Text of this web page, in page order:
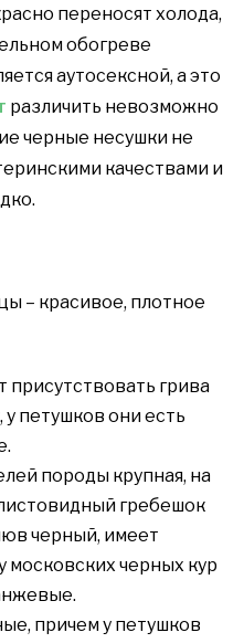
переносят холода,
обогреве
аутосексной, а это
различить невозможно
черные несушки не
качествами и
– красивое, плотное
присутствовать грива
петушков они есть
породы крупная, на
гребешок
черный, имеет
московских черных кур
причем у петушков